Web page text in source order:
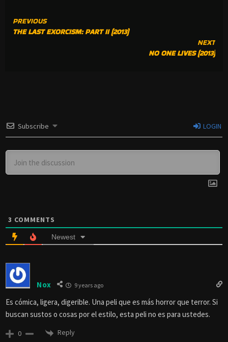
CONTINUE
READING
PREVIOUS
THE LAST EXORCISM: PART II (2013)
NEXT
NO ONE LIVES (2013)
Subscribe LOGIN
3 COMMENTS
Newest
Nox 9 years ago
Es cómica, ligera, digerible. Una peli que es más horror que terror. Si
buscan sustos o cosas por el estilo, esta peli no es para ustedes.
0 Reply